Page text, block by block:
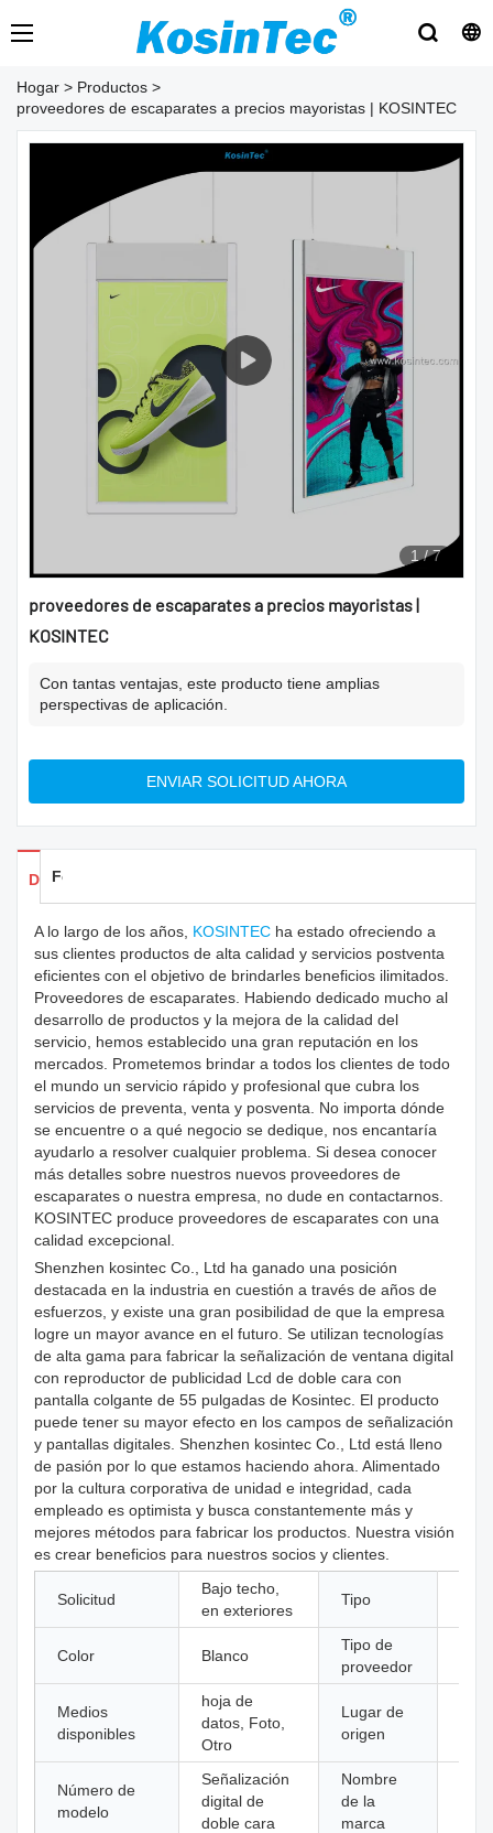
Hogar > Productos >
proveedores de escaparates a precios mayoristas | KOSINTEC
1 /7
proveedores de escaparates a precios mayoristas |
KOSINTEC
Con tantas ventajas, este producto tiene amplias
perspectivas de aplicación.
ENVIAR SOLICITUD AHORA
Detalles de los productos
Feedback
A lo largo de los años, KOSINTEC ha estado ofreciendo a
sus clientes productos de alta calidad y servicios postventa
eficientes con el objetivo de brindarles beneficios ilimitados.
Proveedores de escaparates. Habiendo dedicado mucho al
desarrollo de productos y la mejora de la calidad del
servicio, hemos establecido una gran reputación en los
mercados. Prometemos brindar a todos los clientes de todo
el mundo un servicio rápido y profesional que cubra los
servicios de preventa, venta y posventa. No importa dónde
se encuentre o a qué negocio se dedique, nos encantaría
ayudarlo a resolver cualquier problema. Si desea conocer
más detalles sobre nuestros nuevos proveedores de
escaparates o nuestra empresa, no dude en contactarnos.
KOSINTEC produce proveedores de escaparates con una
calidad excepcional.
Shenzhen kosintec Co., Ltd ha ganado una posición
destacada en la industria en cuestión a través de años de
esfuerzos, y existe una gran posibilidad de que la empresa
logre un mayor avance en el futuro. Se utilizan tecnologías
de alta gama para fabricar la señalización de ventana digital
con reproductor de publicidad Lcd de doble cara con
pantalla colgante de 55 pulgadas de Kosintec. El producto
puede tener su mayor efecto en los campos de señalización
y pantallas digitales. Shenzhen kosintec Co., Ltd está lleno
de pasión por lo que estamos haciendo ahora. Alimentado
por la cultura corporativa de unidad e integridad, cada
empleado es optimista y busca constantemente más y
mejores métodos para fabricar los productos. Nuestra visión
es crear beneficios para nuestros socios y clientes.
Solicitud
Bajo techo,
en exteriores
Tipo
Color Blanco
Tipo de
proveedor
Medios
disponibles
hoja de
datos, Foto,
Otro
Lugar de
origen
Número de
modelo
Señalización
digital de
doble cara
Nombre
de la
marca